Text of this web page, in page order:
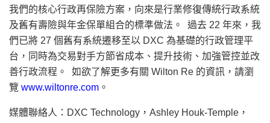
我們的核心行政再保險方案，向來是行業修復傳統行政系統
及舊有壽險與年金保單組合的標準做法。 過去 22 年來，我
們已將 27 個舊有系統遷移至以 DXC 為基礎的行政管理平
台，同時為交易對手方節省成本、提升技術、加強管控並改
善行政流程。 如欲了解更多有關 Wilton Re 的資訊，請瀏
覽 www.wiltonre.com 。
媒體聯絡人：DXC Technology，Ashley Houk-Temple，